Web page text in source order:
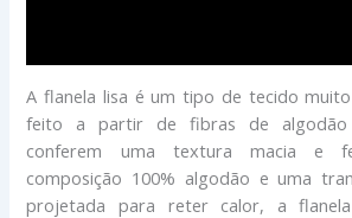
A flanela lisa é um tipo de tecido
feito a partir de fibras de algodão
conferem uma textura macia e
composição 100% algodão e uma
projetada para reter calor, a